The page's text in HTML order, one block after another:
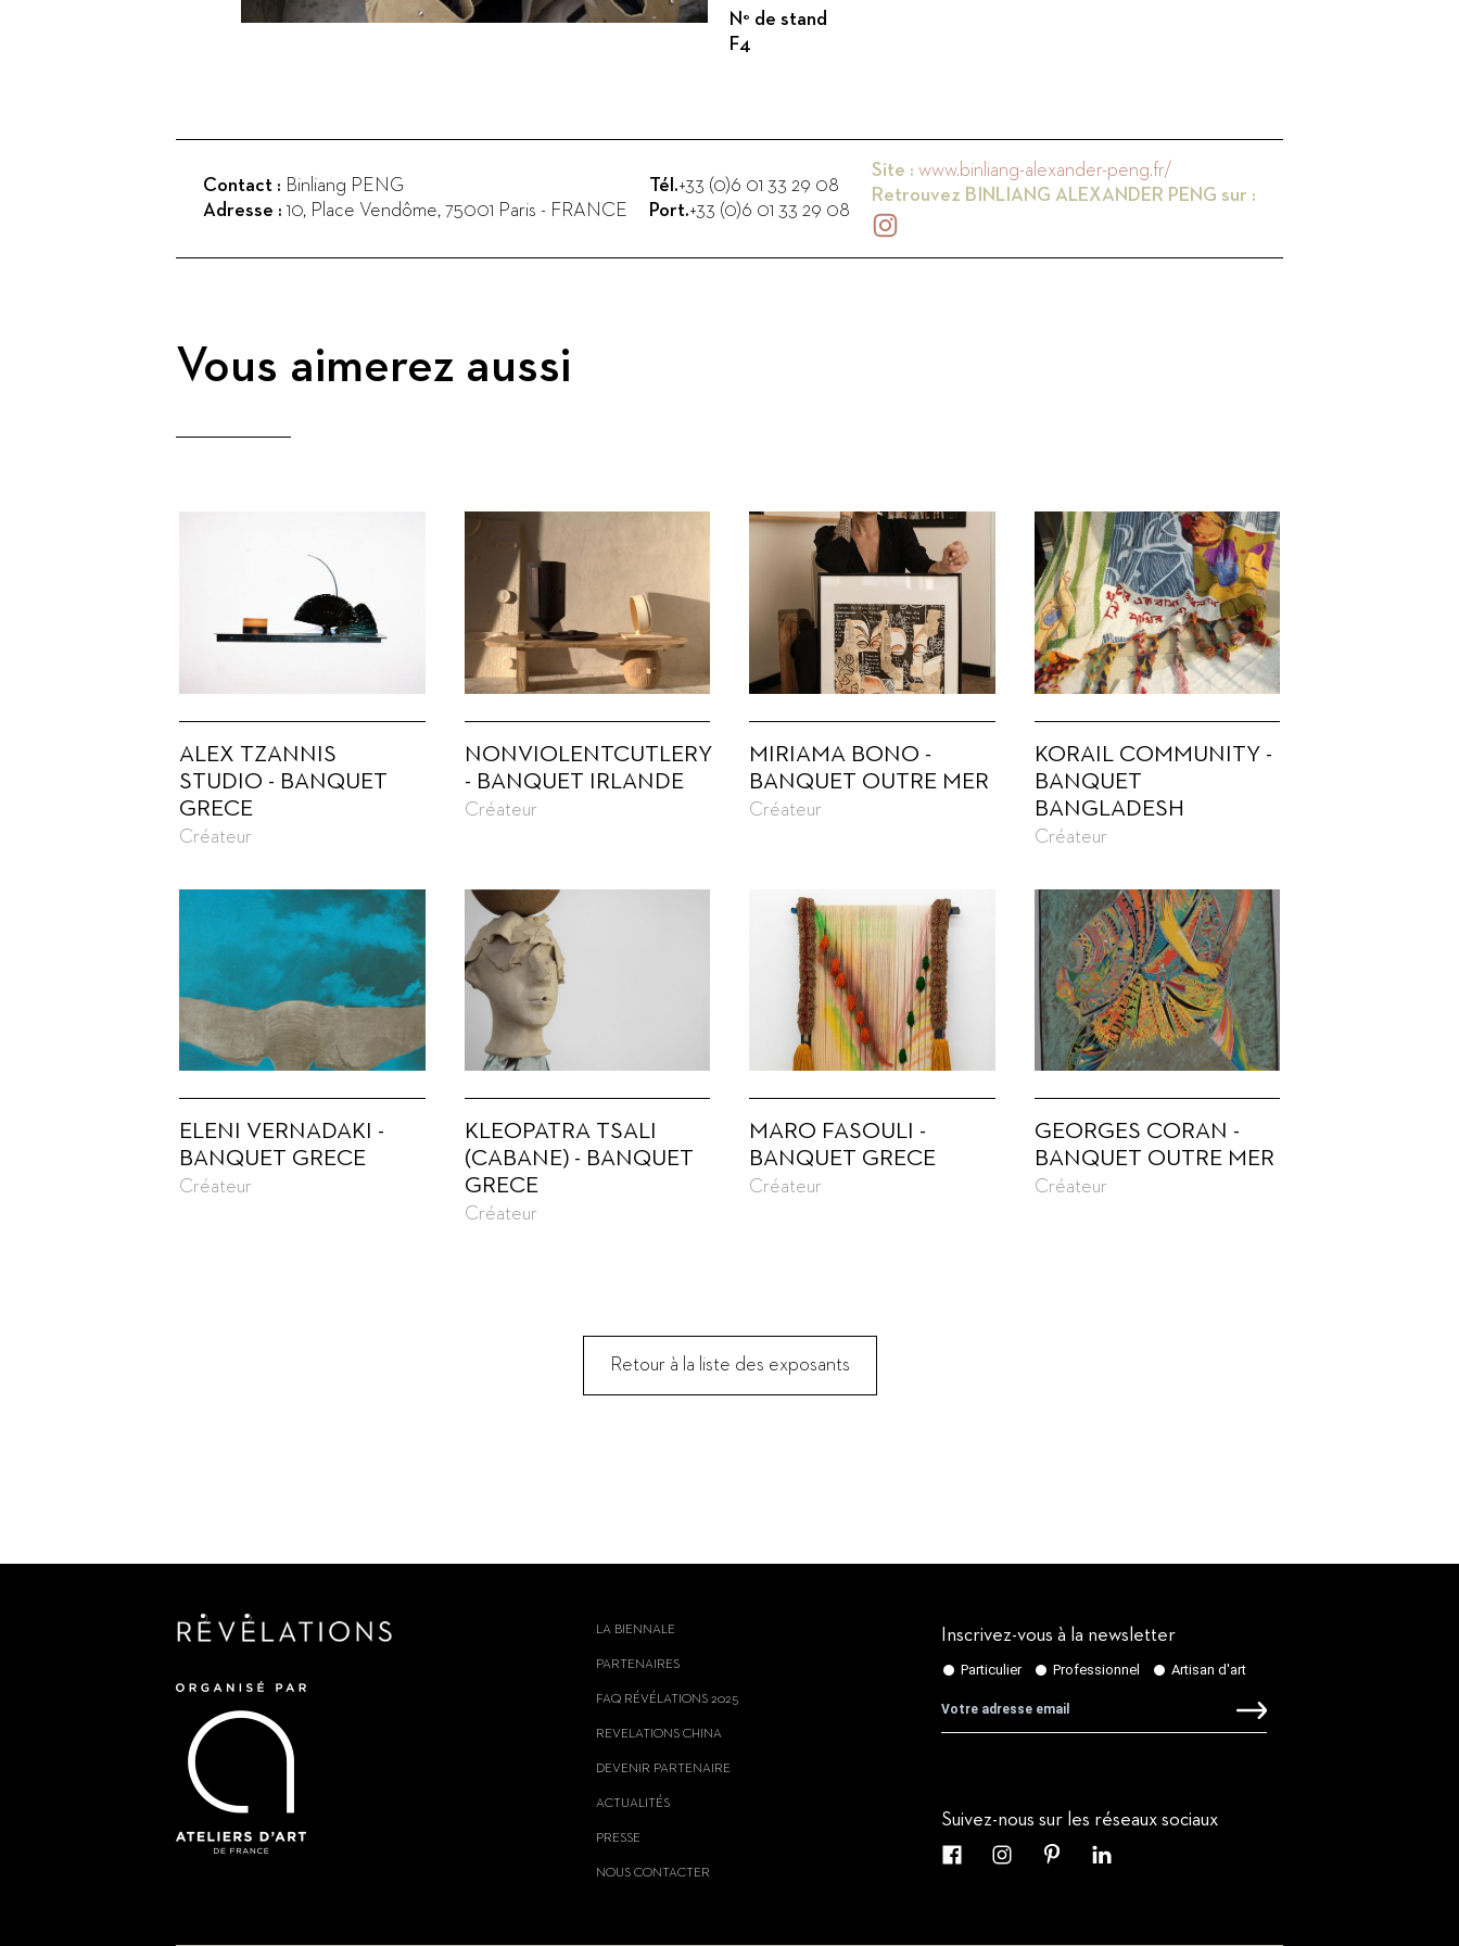
N° de stand
F4
Contact : Binliang PENG
Adresse : 10, Place Vendôme, 75001 Paris - FRANCE
Tél.+33 (0)6 01 33 29 08
Port.+33 (0)6 01 33 29 08
Site : www.binliang-alexander-peng.fr/
Retrouvez BINLIANG ALEXANDER PENG sur :
Vous aimerez aussi
ALEX TZANNIS
STUDIO - BANQUET
GRECE
Créateur
NONVIOLENTCUTLERY
- BANQUET IRLANDE
Créateur
MIRIAMA BONO -
BANQUET OUTRE MER
Créateur
KORAIL COMMUNITY -
BANQUET
BANGLADESH
Créateur
ELENI VERNADAKI -
BANQUET GRECE
Créateur
KLEOPATRA TSALI
(CABANE) - BANQUET
GRECE
Créateur
MARO FASOULI -
BANQUET GRECE
Créateur
GEORGES CORAN -
BANQUET OUTRE MER
Créateur
Retour à la liste des exposants
LA BIENNALE
PARTENAIRES
FAQ RÉVÉLATIONS 2025
REVELATIONS CHINA
DEVENIR PARTENAIRE
ACTUALITÉS
PRESSE
NOUS CONTACTER
Inscrivez-vous à la newsletter
Suivez-nous sur les réseaux sociaux